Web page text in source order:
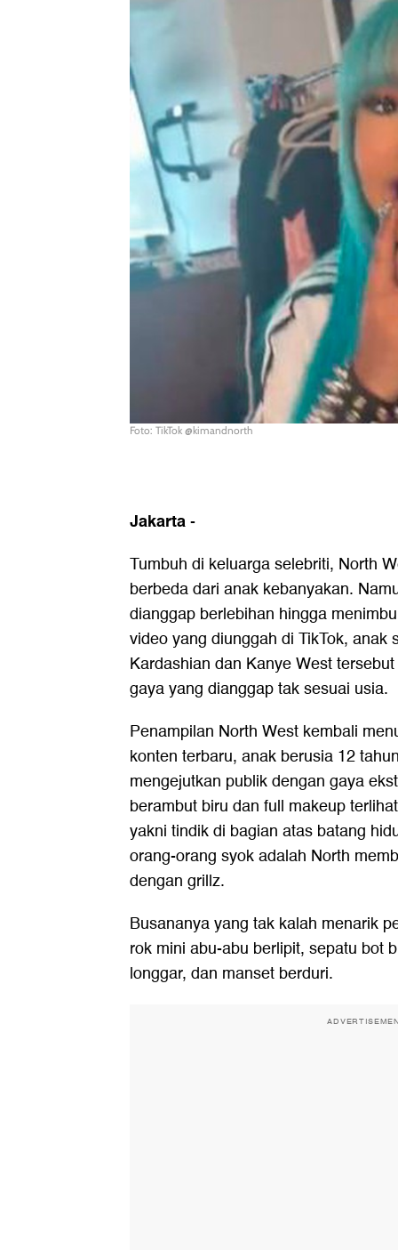
Foto: TikTok @kimandnorth
Jakarta-
Tumbuh di keluarga selebriti, North
berbeda dari anak kebanyakan.
dianggap berlebihan hingga
video yang diunggah di TikTok, anak
Kardashian dan Kanye West
gaya yang dianggap tak sesuai usia.
Penampilan North West kembali
konten terbaru, anak berusia 12
mengejutkan publik dengan gaya
berambut biru dan full makeup
yakni tindik di bagian atas batang
orang-orang syok adalah North
dengan grillz.
Busananya yang tak kalah menarik
rok mini abu-abu berlipit, sepatu bot
longgar, dan manset berduri.